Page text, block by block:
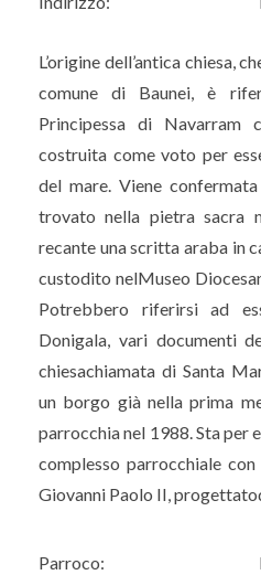
L’origine dell’antica chiesa,
comune di Baunei, è
Principessa di Navarram
costruita come voto per
del mare. Viene
trovato nella pietra sacra
recante una scritta araba in
custodito nelMuseo
Potrebbero riferirsi ad
Donigala, vari documenti
chiesachiamata di Santa
un borgo già nella prima
parrocchia nel 1988. Sta per
complesso parrocchiale
Giovanni Paolo II,
Parroco: